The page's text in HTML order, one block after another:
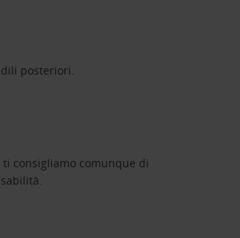
posteriori.
consigliamo comunque di